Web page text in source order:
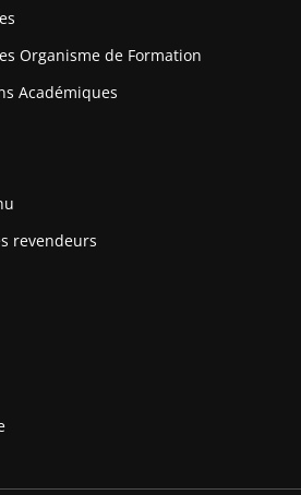
Organisme de Formation
Académiques
revendeurs